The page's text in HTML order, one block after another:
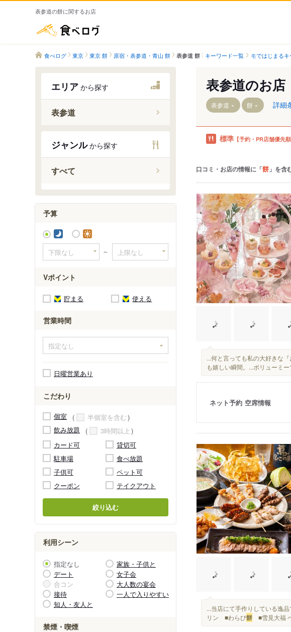
表参道の餅に関するお店
食べログ 東京 東京 餅 原宿・表参道・青山 餅 表参道 餅 キーワード一覧 モではじまるキ
エリア から探す
表参道
表参道駅
ジャンルから探す
すべて
予算
～
Vポイント
貯まる 使える
営業時間
日曜営業あり
こだわり
個室
半個室を含む
飲み放題
3時間以上
カード可
貸切可
駐車場
食べ放題
子供可
ペット可
クーポン
テイクアウト
絞り込む
利用シーン
指定なし
家族・子供と
デート
女子会
合コン
大人数の宴会
接待
一人で入りやすい
知人・友人と
禁煙・喫煙
表参道のお店
表参道 餅 詳細
標準 【予約・PR店舗優先順
口コミ・お店の情報に「餅 」を含
...何と言っても私の大好きな『
も嬉しい瞬間。...ボリューミ
ネット予約 空席情報
...当店にて手作りしている逸
リン ■わらび餅 ■雪見大福